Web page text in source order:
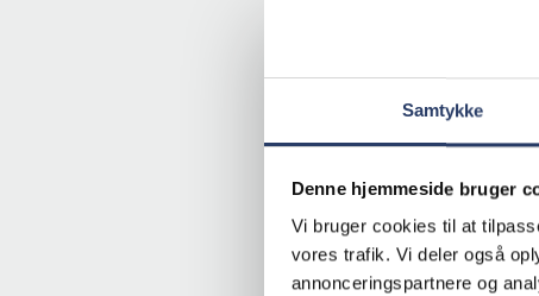
Samtykke
Denne hjemmeside bruger
Vi bruger cookies til at
vores trafik. Vi deler også
annonceringspartnere og
Brita
Afkalkningsfilter Purity